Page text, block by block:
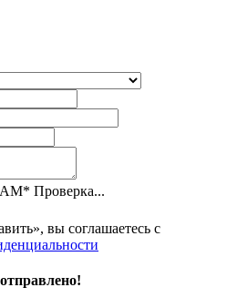
* Проверка...
вы соглашаетесь с